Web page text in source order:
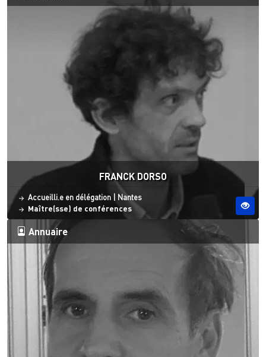
FRANCK DORSO
Statut
Accueilli.e en délégation Site ESO
Nantes
Maître(sse) de conférences
Annuaire